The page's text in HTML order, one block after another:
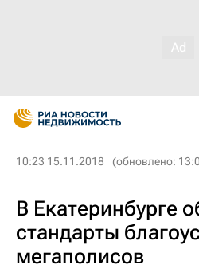
10:23 15.11.2018 (обновлено:
В Екатеринбурге
стандарты
мегаполисов